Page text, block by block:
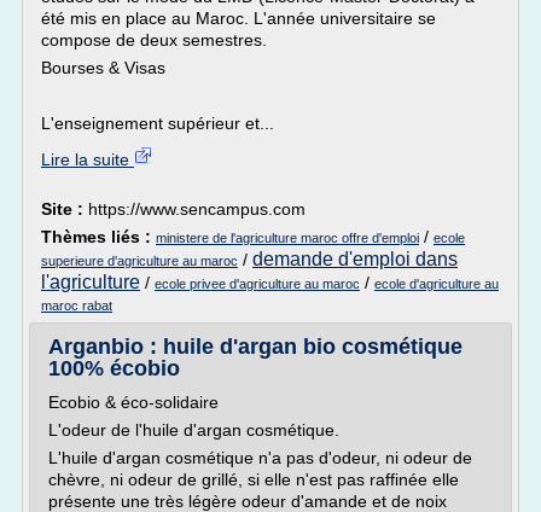
été mis en place au Maroc. L'année universitaire se
compose de deux semestres.
Bourses & Visas
L'enseignement supérieur et...
Lire la suite
Site : https://www.sencampus.com
Thèmes liés : ministere de l'agriculture maroc offre d'emploi / ecole
superieure d'agriculture au maroc / demande d'emploi dans
l'agriculture / ecole privee d'agriculture au maroc / ecole d'agriculture au
maroc rabat
Arganbio : huile d'argan bio cosmétique
100% écobio
Ecobio & éco-solidaire
L'odeur de l'huile d'argan cosmétique.
L'huile d'argan cosmétique n'a pas d'odeur, ni odeur de
chèvre, ni odeur de grillé, si elle n'est pas raffinée elle
présente une très légère odeur d'amande et de noix